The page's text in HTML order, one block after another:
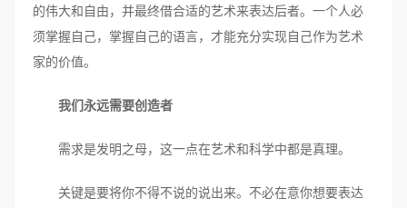
的伟大和自由，并最终借合适的艺术来表达后者。一个人必
须掌握自己，掌握自己的语言，才能充分实现自己作为艺术
家的价值。
我们永远需要创造者
需求是发明之母，这一点在艺术和科学中都是真理。
关键是要将你不得不说的说出来。不必在意你想要表达